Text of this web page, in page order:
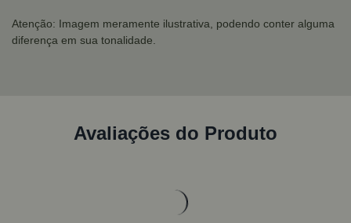
Atenção: Imagem meramente ilustrativa, podendo conter alguma
diferença em sua tonalidade.
Avaliações do Produto